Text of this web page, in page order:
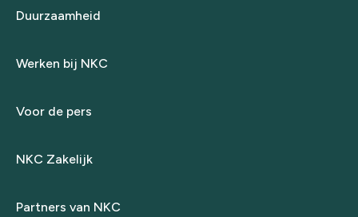
Duurzaamheid
Werken bij NKC
Voor de pers
NKC Zakelijk
Partners van NKC